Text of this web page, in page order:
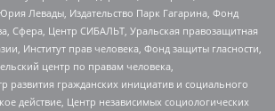
Левады, Издательство Парк Гагарина, Фонд
Сфера, Центр СИБАЛЬТ, Уральская правозащитная
Институт прав человека, Фонд защиты гласности,
центр по правам человека,
развития гражданских инициатив и социального
действие, Центр независимых социологических